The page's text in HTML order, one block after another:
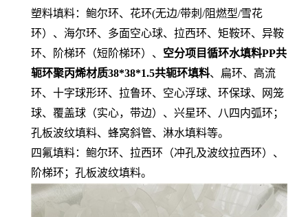
塑料填料：鲍尔环、花环(无边/带刺/阻燃型/雪花
环）、海尔环、多面空心球、拉西环、矩鞍环、异鞍
环、阶梯环（短阶梯环）、 空分项目循环水填料PP共
轭环聚丙烯材质38*38*1.5共轭环填料、扁环、高流
环、十字球形环、拉鲁环、空心浮球、环保球、网笼
球、覆盖球（实心，带边）、兴星环、八四内弧环；
孔板波纹填料、蜂窝斜管、淋水填料等。
四氟填料：鲍尔环、拉西环（冲孔及波纹拉西环）、
阶梯环；孔板波纹填料。